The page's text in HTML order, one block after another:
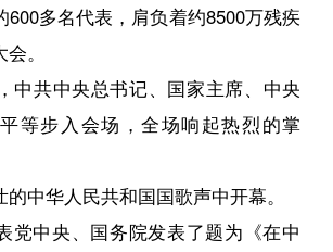
600多名代表，肩负着约8500万残疾
。
共中央总书记、国家主席、中央
等步入会场，全场响起热烈的掌
华人民共和国国歌声中开幕。
中央、国务院发表了题为《在中